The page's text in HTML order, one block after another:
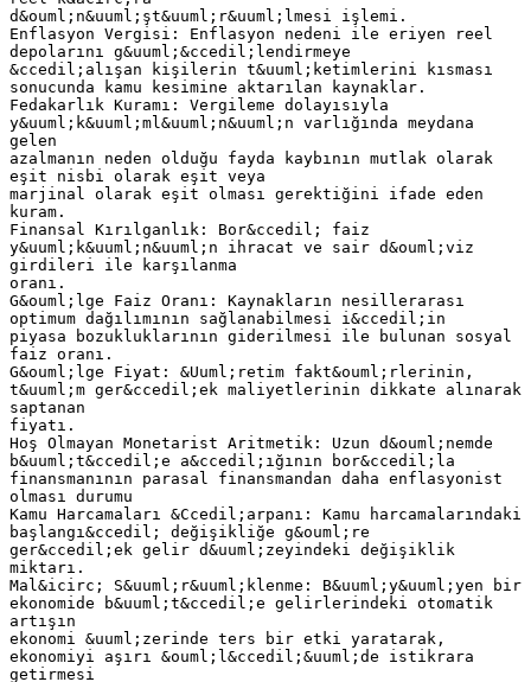
d&ouml;n&uuml;şt&uuml;r&uuml;lmesi işlemi.
Enflasyon Vergisi: Enflasyon nedeni ile eriyen reel
depolarını g&uuml;&ccedil;lendirmeye
&ccedil;alışan kişilerin t&uuml;ketimlerini kısması
sonucunda kamu kesimine aktarılan kaynaklar.
Fedakarlık Kuramı: Vergileme dolayısıyla
y&uuml;k&uuml;ml&uuml;n&uuml;n varlığında meydana
gelen
azalmanın neden olduğu fayda kaybının mutlak olarak
eşit nisbi olarak eşit veya
marjinal olarak eşit olması gerektiğini ifade eden
kuram.
Finansal Kırılganlık: Bor&ccedil; faiz
y&uuml;k&uuml;n&uuml;n ihracat ve sair d&ouml;viz
girdileri ile karşılanma
oranı.
G&ouml;lge Faiz Oranı: Kaynakların nesillerarası
optimum dağılımının sağlanabilmesi i&ccedil;in
piyasa bozukluklarının giderilmesi ile bulunan sosyal
faiz oranı.
G&ouml;lge Fiyat: &Uuml;retim fakt&ouml;rlerinin,
t&uuml;m ger&ccedil;ek maliyetlerinin dikkate alınarak
saptanan
fiyatı.
Hoş Olmayan Monetarist Aritmetik: Uzun d&ouml;nemde
b&uuml;t&ccedil;e a&ccedil;ığının bor&ccedil;la
finansmanının parasal finansmandan daha enflasyonist
olması durumu
Kamu Harcamaları &Ccedil;arpanı: Kamu harcamalarındaki
başlangı&ccedil; değişikliğe g&ouml;re
ger&ccedil;ek gelir d&uuml;zeyindeki değişiklik
miktarı.
Mal&icirc; S&uuml;r&uuml;klenme: B&uuml;y&uuml;yen bir
ekonomide b&uuml;t&ccedil;e gelirlerindeki otomatik
artışın
ekonomi &uuml;zerinde ters bir etki yaratarak,
ekonomiyi aşırı &ouml;l&ccedil;&uuml;de istikrara
getirmesi